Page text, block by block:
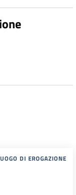
DI EROGAZIONE